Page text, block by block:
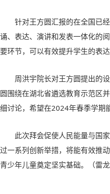
针对王方圆汇报的在全国已
诵、表达、演讲和发表一体化的
要环节，可以有效提升学生的表达
周洪宇院长对王方圆提出的
圆围绕在湖北省遴选教育示范区
细讨论，希望在2024年春季学期
此次拜会促使人民能量与国
过一系列创新举措，将能有效推
青少年儿童奠定坚实基础。
（雷